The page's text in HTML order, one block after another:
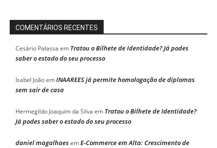
COMENTÁRIOS RECENTES
Cesário Palassa em Tratou o Bilhete de Identidade? Já podes
saber o estado do seu processo
Isabel JoãoemINAAREES já permite homologação de diplomas
sem sair de casa
Hermegildo Joaquim da Silva em Tratou o Bilhete de Identidade?
Já podes saber o estado do seu processo
daniel magalhaesemE-Commerce em Alta: Crescimento de